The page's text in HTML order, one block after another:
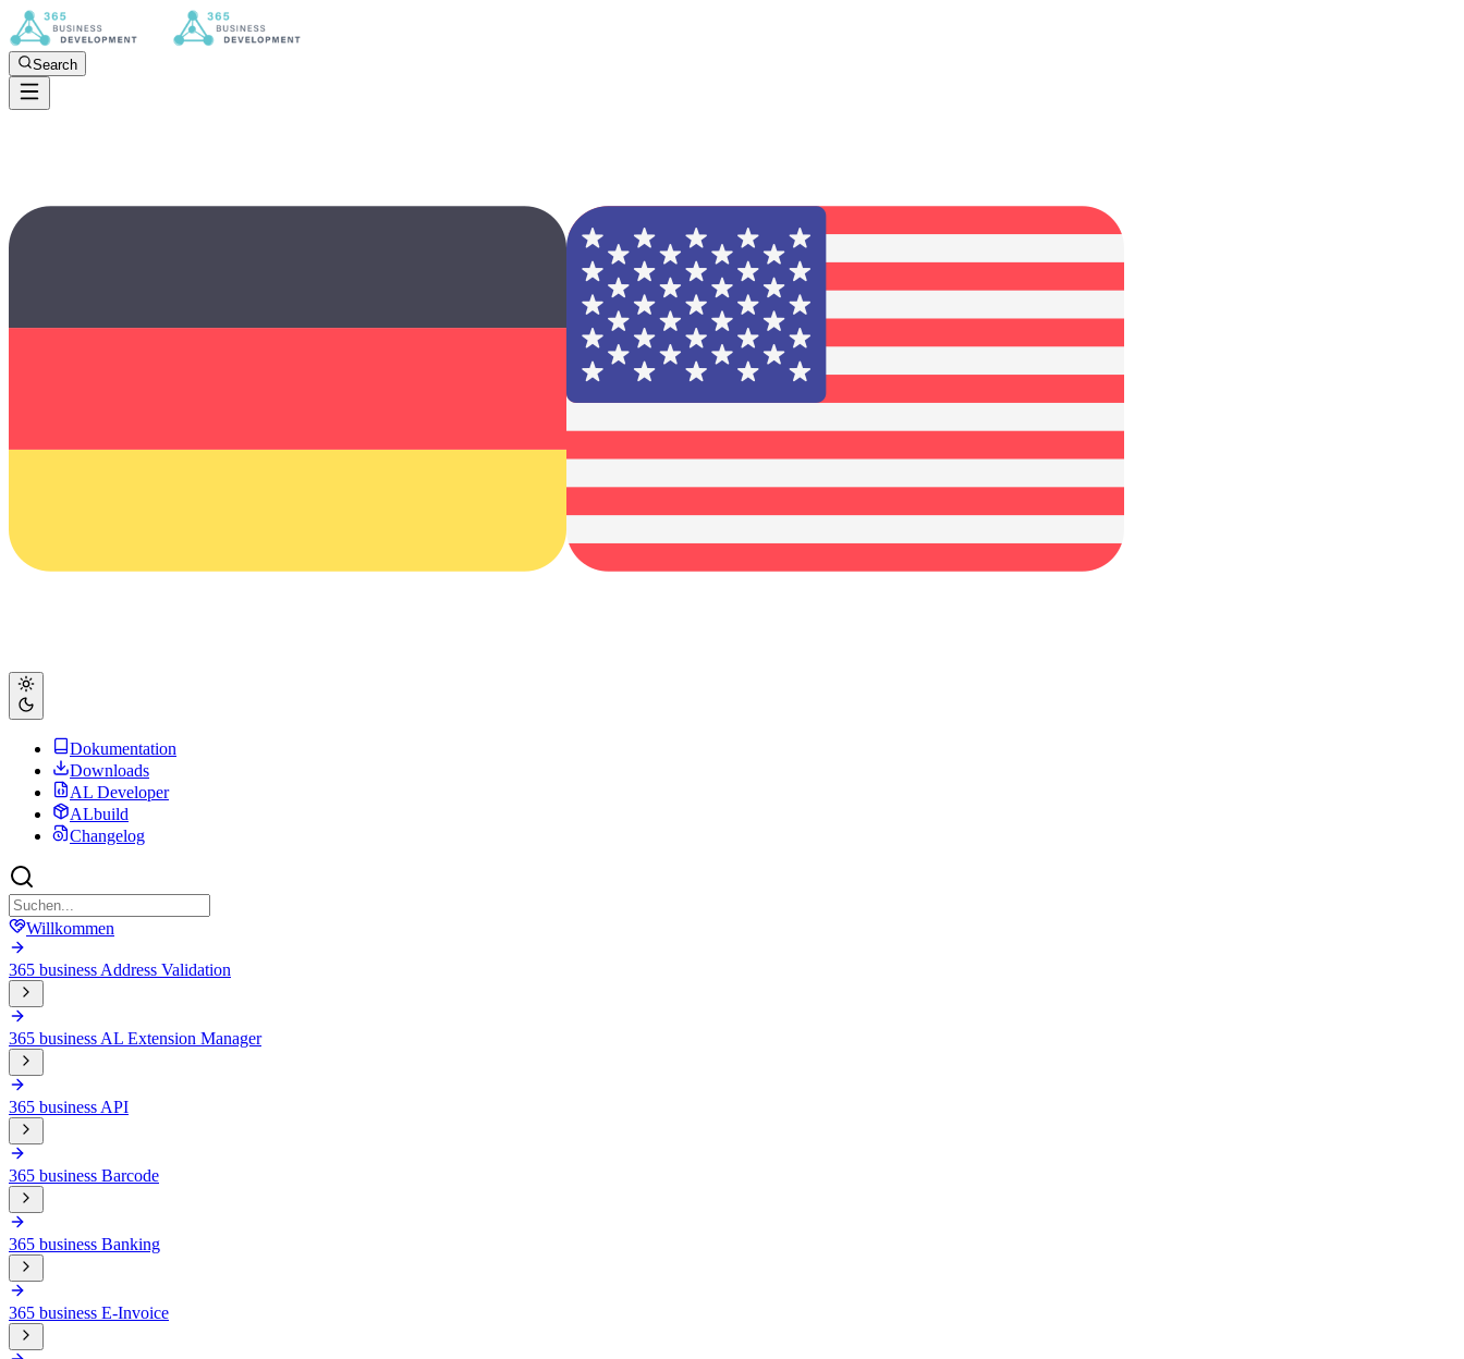
Search
Dokumentation
Downloads
AL Developer
ALbuild
Changelog
Willkommen
365 business Address Validation
365 business AL Extension Manager
365 business API
365 business Barcode
365 business Banking
365 business E-Invoice